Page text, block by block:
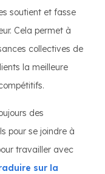
soutient et fasse
Cela permet à
collectives de
la meilleure
des
pour se joindre à
travailler avec
sur la